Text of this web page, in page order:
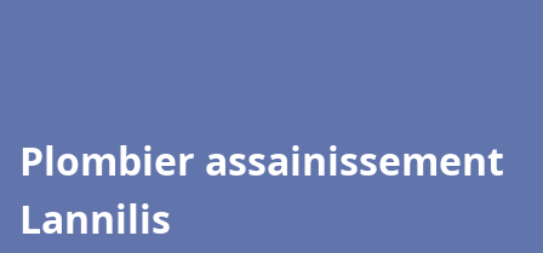
Plombier assainissement
Lannilis